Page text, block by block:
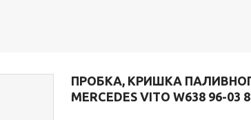
ПРОБКА, КРИШКА
MERCEDES VITO W638 96-03